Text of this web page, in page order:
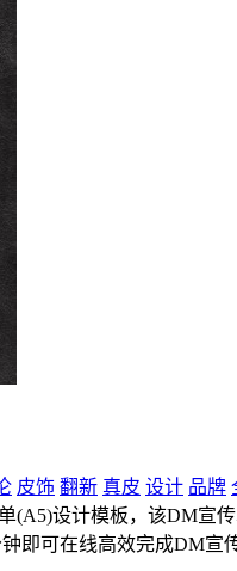
皮饰 翻新 真皮 设计 品牌
设计模板，该DM宣
即可在线高效完成DM宣